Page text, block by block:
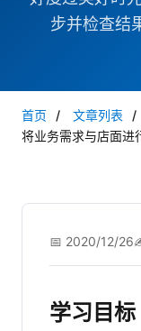
步并检查结
首页 / 文章列表 /
将业务需求与店面进
📅 2020/12/26
学习目标